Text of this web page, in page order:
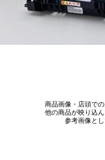
商品画像・店頭で
他の商品が映り込
参考画像とし